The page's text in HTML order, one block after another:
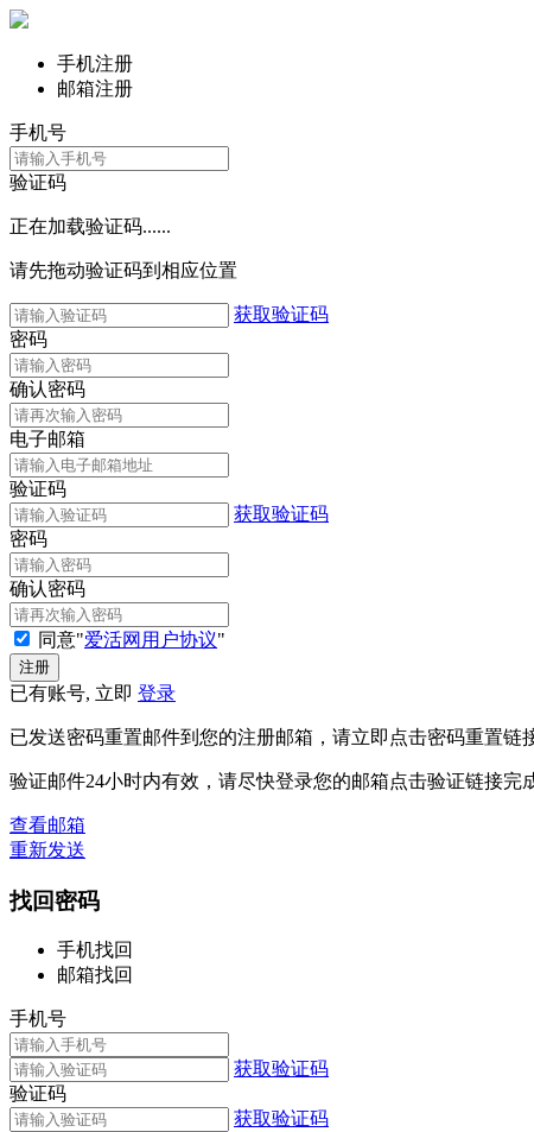
手机注册
邮箱注册
手机号
验证码
正在加载验证码......
请先拖动验证码到相应位置
获取验证码
密码
确认密码
电子邮箱
验证码
获取验证码
密码
确认密码
同意"爱活网用户协议"
已有账号, 立即 登录
已发送密码重置邮件到您的注册邮箱，请立即点击密码重置链
验证邮件24小时内有效，请尽快登录您的邮箱点击验证链接完
查看邮箱
重新发送
找回密码
手机找回
邮箱找回
手机号
获取验证码
验证码
获取验证码